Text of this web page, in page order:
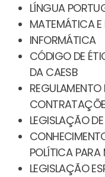
LÍNGUA
MATEMÁTICA
INFORMÁTICA
CÓDIGO DE
DA CAESB
REGULAMENTO
LEGISLAÇÃO
POLÍTICA PARA
LEGISLAÇÃO